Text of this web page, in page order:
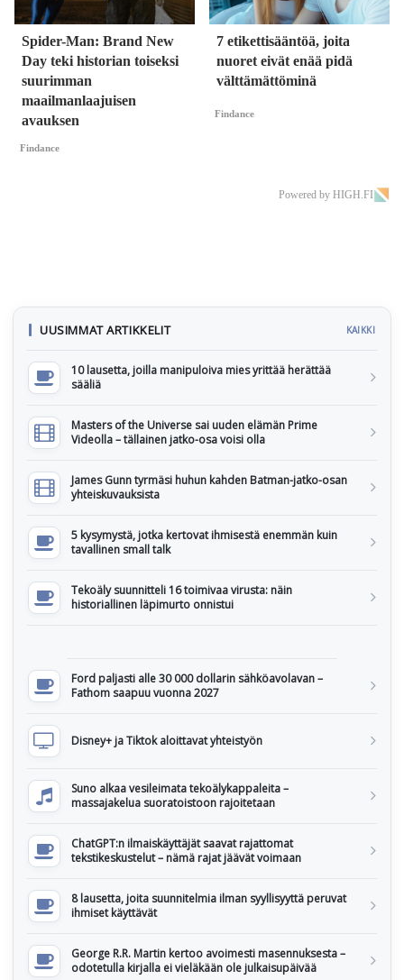
Spider-Man: Brand New
Day teki historian toiseksi
suurimman
maailmanlaajuisen
avauksen
Findance
7 etikettisääntöä, joita
nuoret eivät enää pidä
välttämättöminä
Findance
Powered by HIGH.FI
UUSIMMAT ARTIKKELIT KAIKKI
10 lausetta, joilla manipuloiva mies yrittää herättää
sääliä
Masters of the Universe sai uuden elämän Prime
Videolla – tällainen jatko-osa voisi olla
James Gunn tyrmäsi huhun kahden Batman-jatko-osan
yhteiskuvauksista
5 kysymystä, jotka kertovat ihmisestä enemmän kuin
tavallinen small talk
Tekoäly suunnitteli 16 toimivaa virusta: näin
historiallinen läpimurto onnistui
Ford paljasti alle 30 000 dollarin sähköavolavan –
Fathom saapuu vuonna 2027
Disney+ ja Tiktok aloittavat yhteistyön
Suno alkaa vesileimata tekoälykappaleita –
massajakelua suoratoistoon rajoitetaan
ChatGPT:n ilmaiskäyttäjät saavat rajattomat
tekstikeskustelut – nämä rajat jäävät voimaan
8 lausetta, joita suunnitelmia ilman syyllisyyttä peruvat
ihmiset käyttävät
George R.R. Martin kertoo avoimesti masennuksesta –
odotetulla kirjalla ei vieläkään ole julkaisupäivää